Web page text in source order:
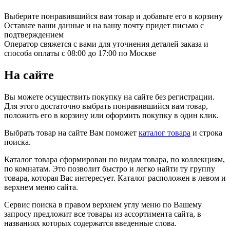
Выберите понравившийся вам товар и добавьте его в корзину
Оставьте ваши данные и на вашу почту придет письмо с
подтверждением
Оператор свяжется с вами для уточнения деталей заказа и
способа оплаты с 08:00 до 17:00 по Москве
На сайте
Вы можете осуществить покупку на сайте без регистрации.
Для этого достаточно выбрать понравившийся вам товар,
положить его в корзину или оформить покупку в один клик.
Выбрать товар на сайте Вам поможет каталог товара и строка
поиска.
Каталог товара сформирован по видам товара, по коллекциям,
по комнатам. Это позволит быстро и легко найти ту группу
товара, которая Вас интересует. Каталог расположен в левом и
верхнем меню сайта.
Сервис поиска в правом верхнем углу меню по Вашему
запросу предложит все товары из ассортимента сайта, в
названиях которых содержатся введенные слова.